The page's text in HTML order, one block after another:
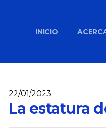
INICIO
22/01/2023
La estatura